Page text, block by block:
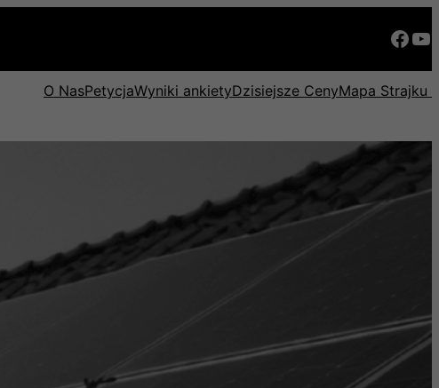
Facebook YouTube
O NasPetycjaWyniki ankietyDzisiejsze CenyMapa Strajku